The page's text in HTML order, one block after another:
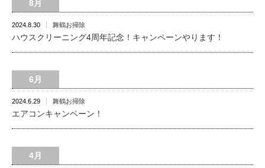
8月
2024.8.30 舞鶴お掃除
ハウスクリーニング4周年記念！キャンペーンやります！
6月
2024.6.29 舞鶴お掃除
エアコンキャンペーン！
4月